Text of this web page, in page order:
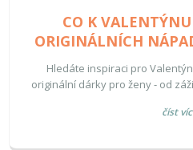
CO K
ORIGINÁLNÍCH
JEN
Hledáte inspiraci pro
originální dárky pro ženy - od
číst